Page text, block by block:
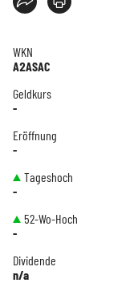
WKN
A2ASAC
Geldkurs
-
Eröffnung
-
Tageshoch
-
52-Wo-Hoch
-
Dividende
n/a